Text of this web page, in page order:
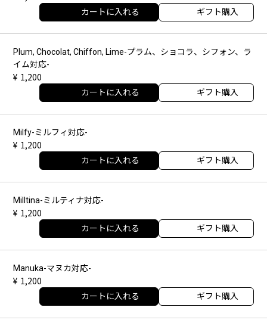
カートに入れる ギフト購入
Plum, Chocolat, Chiffon, Lime-プラム、ショコラ、シフォン、ラ
イム対応-
1,200
カートに入れる ギフト購入
Milfy-ミルフィ対応-
1,200
カートに入れる ギフト購入
Milltina-ミルティナ対応-
1,200
カートに入れる ギフト購入
Manuka-マヌカ対応-
1,200
カートに入れる ギフト購入